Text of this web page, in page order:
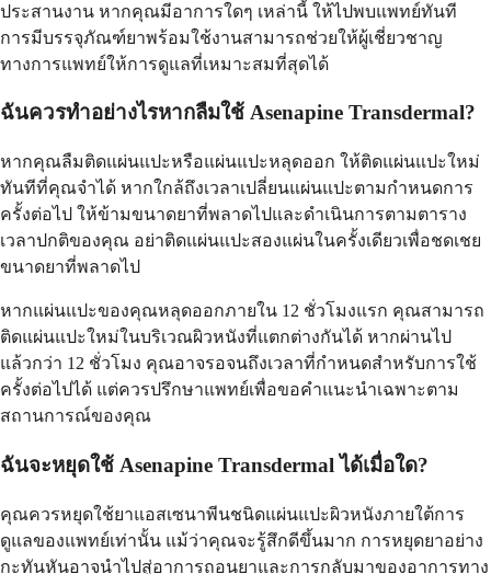
ประสานงาน หากคุณมีอาการใดๆ เหล่านี้ ให้ไปพบแพทย์ทันที
การมีบรรจุภัณฑ์ยาพร้อมใช้งานสามารถช่วยให้ผู้เชี่ยวชาญ
ทางการแพทย์ให้การดูแลที่เหมาะสมที่สุดได้
ฉันควรทำอย่างไรหากลืมใช้ Asenapine Transdermal?
หากคุณลืมติดแผ่นแปะหรือแผ่นแปะหลุดออก ให้ติดแผ่นแปะใหม่
ทันทีที่คุณจำได้ หากใกล้ถึงเวลาเปลี่ยนแผ่นแปะตามกำหนดการ
ครั้งต่อไป ให้ข้ามขนาดยาที่พลาดไปและดำเนินการตามตาราง
เวลาปกติของคุณ อย่าติดแผ่นแปะสองแผ่นในครั้งเดียวเพื่อชดเชย
ขนาดยาที่พลาดไป
หากแผ่นแปะของคุณหลุดออกภายใน 12 ชั่วโมงแรก คุณสามารถ
ติดแผ่นแปะใหม่ในบริเวณผิวหนังที่แตกต่างกันได้ หากผ่านไป
แล้วกว่า 12 ชั่วโมง คุณอาจรอจนถึงเวลาที่กำหนดสำหรับการใช้
ครั้งต่อไปได้ แต่ควรปรึกษาแพทย์เพื่อขอคำแนะนำเฉพาะตาม
สถานการณ์ของคุณ
ฉันจะหยุดใช้ Asenapine Transdermal ได้เมื่อใด?
คุณควรหยุดใช้ยาแอสเซนาพีนชนิดแผ่นแปะผิวหนังภายใต้การ
ดูแลของแพทย์เท่านั้น แม้ว่าคุณจะรู้สึกดีขึ้นมาก การหยุดยาอย่าง
กะทันหันอาจนำไปสู่อาการถอนยาและการกลับมาของอาการทาง